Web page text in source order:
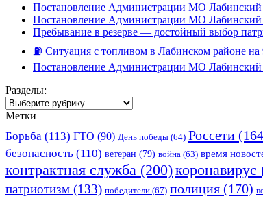
Постановление Администрации МО
Постановление Администрации МО
Пребывание в резерве — достойный выбор
⛽️ Ситуация с топливом в Лабинском районе на
Постановление Администрации МО Лабинский
Разделы:
Разделы:
Метки
Борьба (113) ГТО (90) День победы (64) Россети
безопасность (110) ветеран (79) война (63) время
контрактная служба (200)коронавирус
патриотизм (133) победители (67) полиция (170)